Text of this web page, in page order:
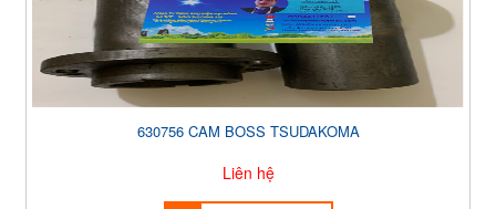
630756 CAM BOSS TSUDAKOMA
Liên hệ